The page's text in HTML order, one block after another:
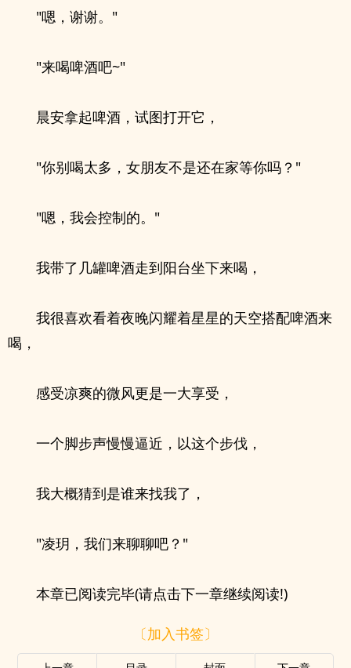
"嗯，谢谢。"
"来喝啤酒吧~"
晨安拿起啤酒，试图打开它，
"你别喝太多，女朋友不是还在家等你吗？"
"嗯，我会控制的。"
我带了几罐啤酒走到阳台坐下来喝，
我很喜欢看着夜晚闪耀着星星的天空搭配啤酒来
喝，
感受凉爽的微风更是一大享受，
一个脚步声慢慢逼近，以这个步伐，
我大概猜到是谁来找我了，
"凌玥，我们来聊聊吧？"
本章已阅读完毕(请点击下一章继续阅读!)
〔加入书签〕